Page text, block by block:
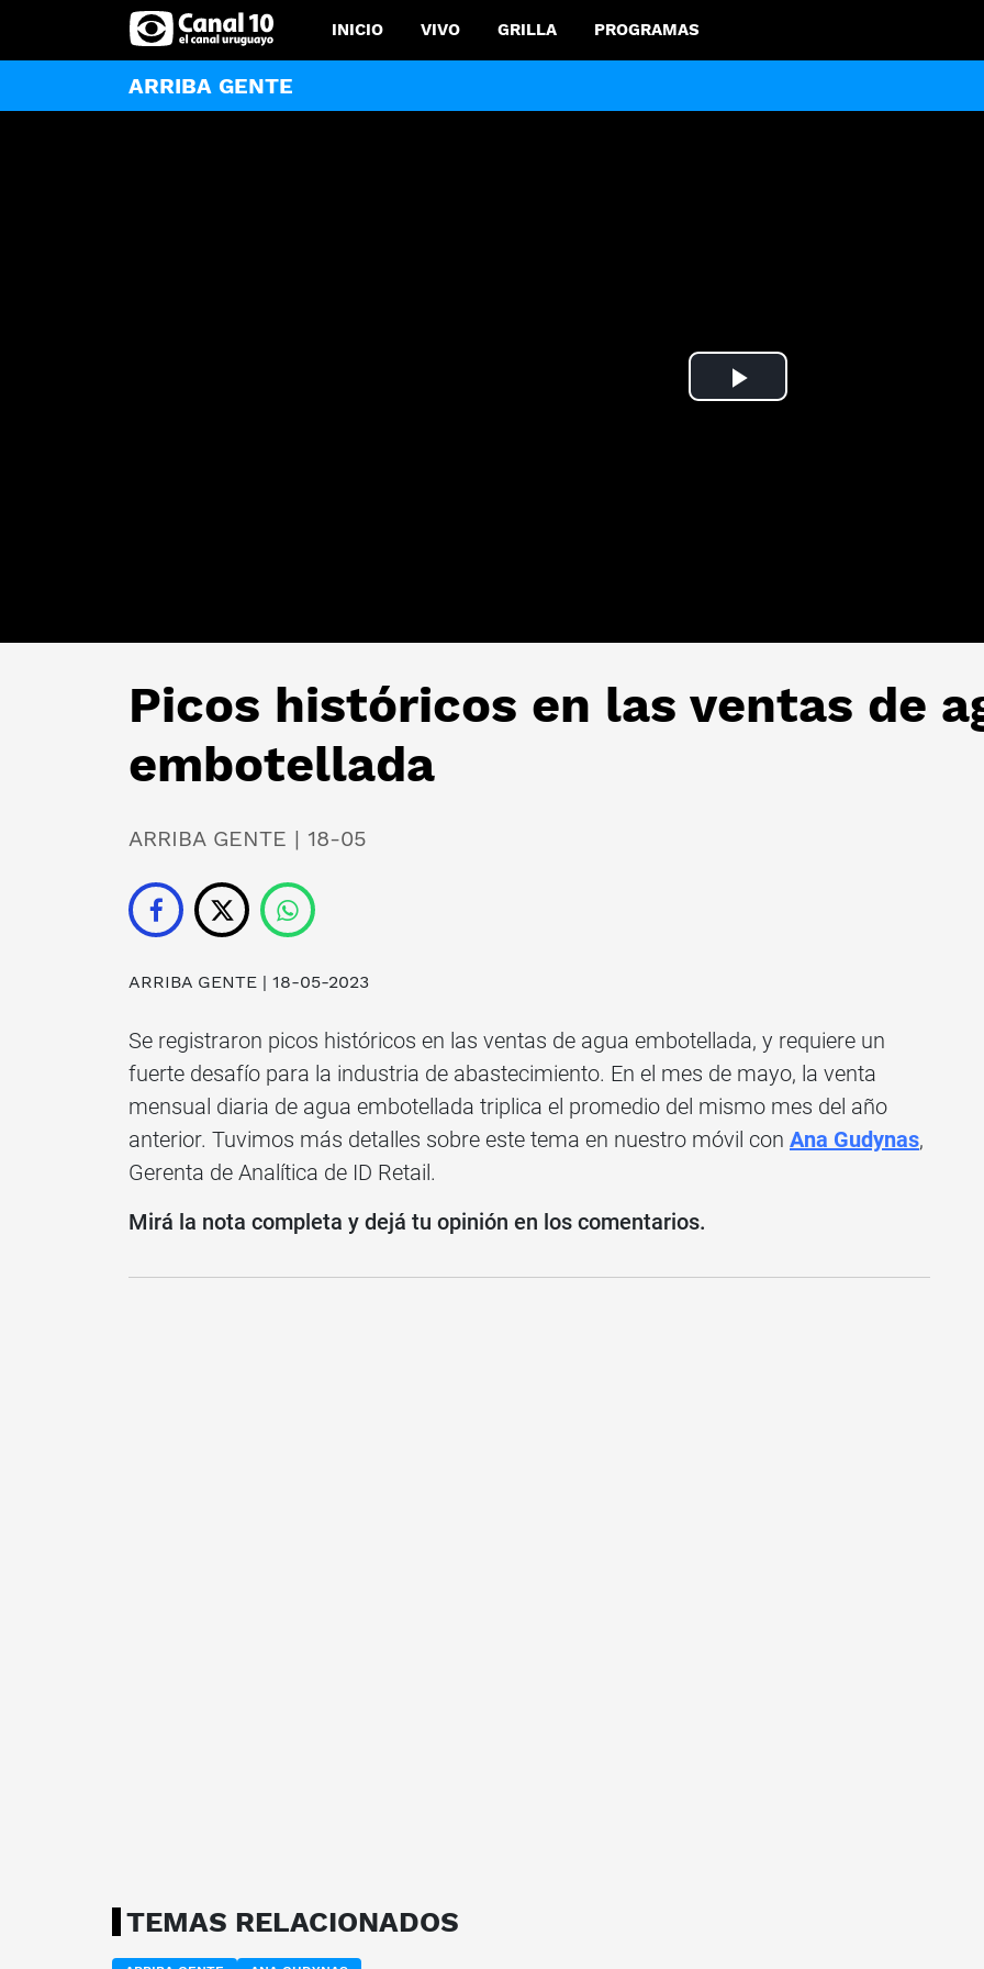
INICIO VIVO GRILLA PROGRAMAS
ARRIBA GENTE
Play
Picos históricos en las ventas de
embotellada
ARRIBA GENTE | 18-05
ARRIBA GENTE | 18-05-2023
Se registraron picos históricos en las ventas de agua embotellada, y requiere un
fuerte desafío para la industria de abastecimiento. En el mes de mayo, la venta
mensual diaria de agua embotellada triplica el promedio del mismo mes del año
anterior. Tuvimos más detalles sobre este tema en nuestro móvil con Ana Gudynas,
Gerenta de Analítica de ID Retail.
Mirá la nota completa y dejá tu opinión en los comentarios.
TEMAS RELACIONADOS